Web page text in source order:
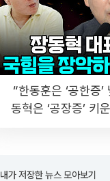
“한동훈은 ‘공한증’
동혁은 ‘공장증’ 키
내가 저장한 뉴스 모아보기